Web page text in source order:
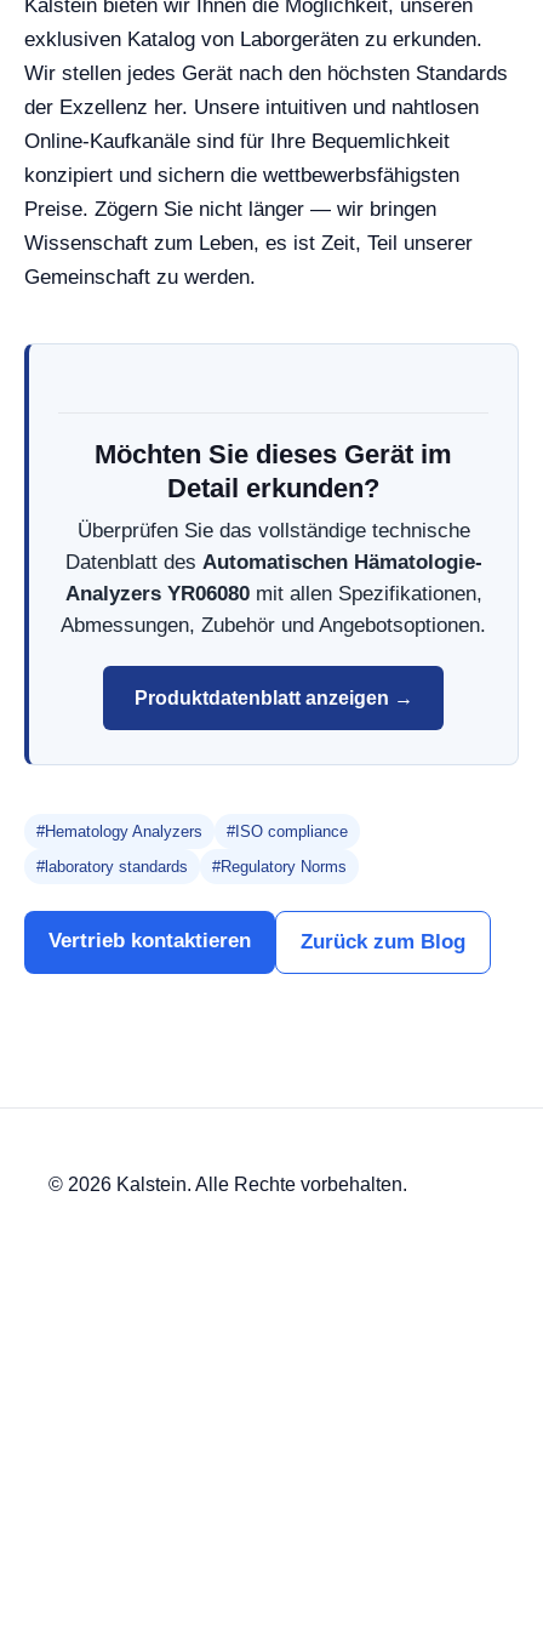
Kalstein bieten wir Ihnen die Möglichkeit, unseren
exklusiven Katalog von Laborgeräten zu erkunden.
Wir stellen jedes Gerät nach den höchsten Standards
der Exzellenz her. Unsere intuitiven und nahtlosen
Online-Kaufkanäle sind für Ihre Bequemlichkeit
konzipiert und sichern die wettbewerbsfähigsten
Preise. Zögern Sie nicht länger — wir bringen
Wissenschaft zum Leben, es ist Zeit, Teil unserer
Gemeinschaft zu werden.
Möchten Sie dieses Gerät im
Detail erkunden?
Überprüfen Sie das vollständige technische
Datenblatt des Automatischen Hämatologie-
Analyzers YR06080mit allen Spezifikationen,
Abmessungen, Zubehör und Angebotsoptionen.
Produktdatenblatt anzeigen →
#Hematology Analyzers
#ISO compliance
#laboratory standards
#Regulatory Norms
Vertrieb kontaktieren Zurück zum Blog
© 2026 Kalstein. Alle Rechte vorbehalten.